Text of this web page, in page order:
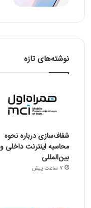
نوشته‌های تازه
شفاف‌سازی درباره نحوه
محاسبه اینترنت داخلی و
بین‌المللی
7 ساعت پیش